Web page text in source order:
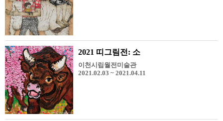
2021 띠그림전: 소
이천시립월전미술관
2021.02.03 ~ 2021.04.11